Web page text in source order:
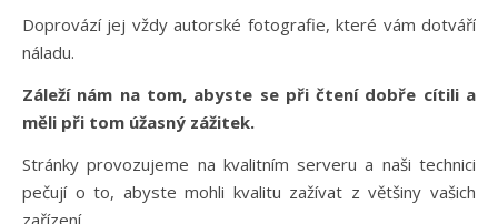
Doprovází jej vždy autorské fotografie, které vám dotváří
náladu.
Záleží nám na tom, abyste se při čtení dobře cítili a
měli při tom úžasný zážitek.
Stránky provozujeme na kvalitním serveru a naši technici
pečují o to, abyste mohli kvalitu zažívat z většiny vašich
zařízení.